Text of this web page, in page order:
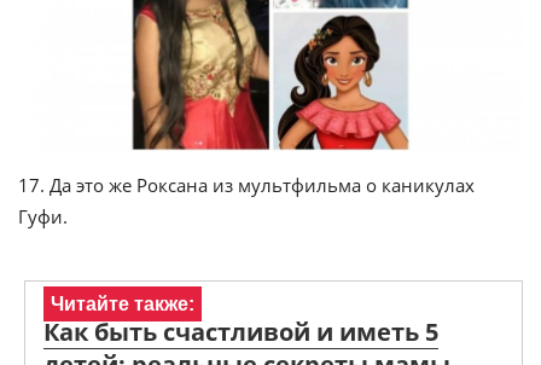
17. Да это же Роксана из мультфильма о каникулах
Гуфи.
Читайте также:
Как быть счастливой и иметь 5